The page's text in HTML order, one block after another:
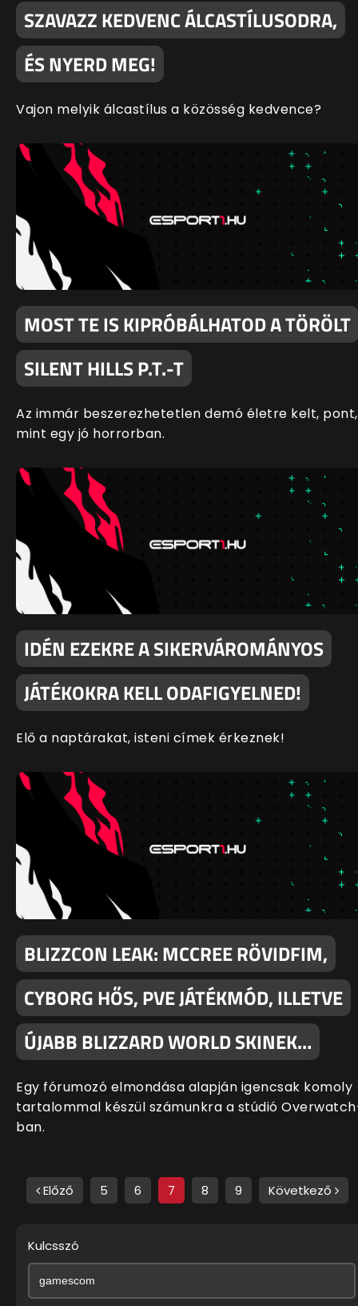
SZAVAZZ KEDVENC ÁLCASTÍLUSODRA,
ÉS NYERD MEG!
Vajon melyik álcastílus a közösség kedvence?
MOST TE IS KIPRÓBÁLHATOD A TÖRÖLT
SILENT HILLS P.T.-T
Az immár beszerezhetetlen demó életre kelt, pont,
mint egy jó horrorban.
IDÉN EZEKRE A SIKERVÁROMÁNYOS
JÁTÉKOKRA KELL ODAFIGYELNED!
Elő a naptárakat, isteni címek érkeznek!
BLIZZCON LEAK: MCCREE RÖVIDFIM,
CYBORG HŐS, PVE JÁTÉKMÓD, ILLETVE
ÚJABB BLIZZARD WORLD SKINEK…
Egy fórumozó elmondása alapján igencsak komoly
tartalommal készül számunkra a stúdió
ban.
Előző 5 6 7 8 9 Következő
Kulcsszó